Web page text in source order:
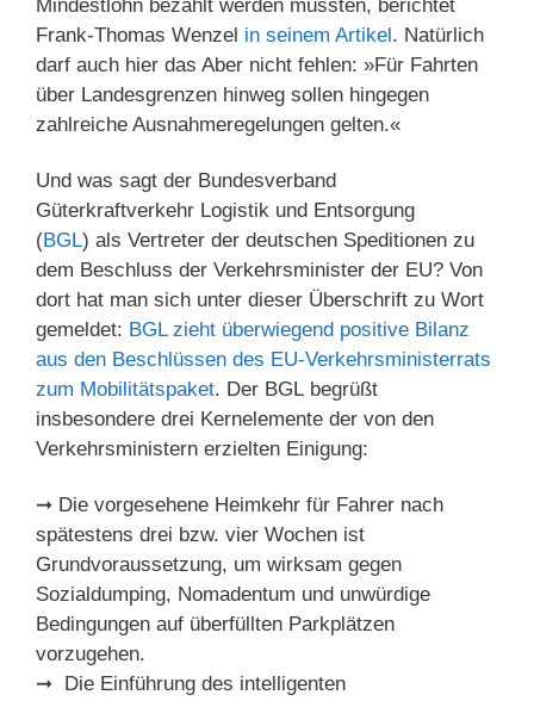
Mindestlohn bezahlt werden müssten, berichtet
Frank-Thomas Wenzel in seinem Artikel . Natürlich
darf auch hier das Aber nicht fehlen: »Für Fahrten
über Landesgrenzen hinweg sollen hingegen
zahlreiche Ausnahmeregelungen gelten.«
Und was sagt der Bundesverband
Güterkraftverkehr Logistik und Entsorgung
(BGL) als Vertreter der deutschen Speditionen zu
dem Beschluss der Verkehrsminister der EU? Von
dort hat man sich unter dieser Überschrift zu Wort
gemeldet: BGL zieht überwiegend positive Bilanz
aus den Beschlüssen des EU-Verkehrsministerrats
zum Mobilitätspaket. Der BGL begrüßt
insbesondere drei Kernelemente der von den
Verkehrsministern erzielten Einigung:
➞ Die vorgesehene Heimkehr für Fahrer nach
spätestens drei bzw. vier Wochen ist
Grundvoraussetzung, um wirksam gegen
Sozialdumping, Nomadentum und unwürdige
Bedingungen auf überfüllten Parkplätzen
vorzugehen.
➞ Die Einführung des intelligenten